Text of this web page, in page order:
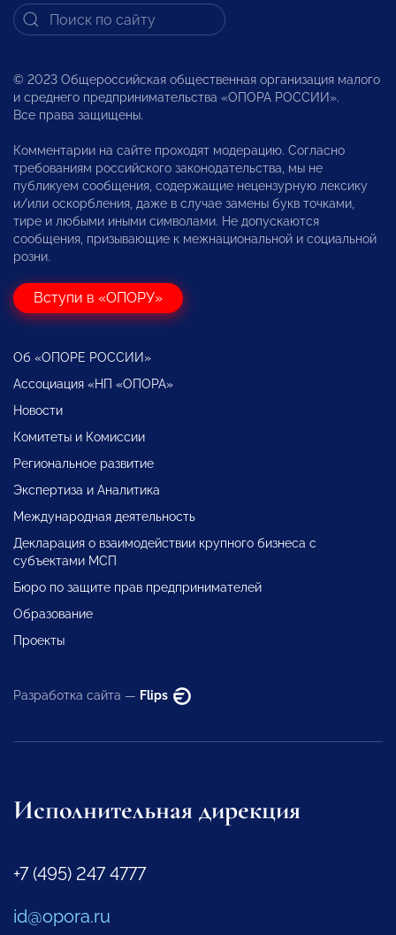
© 2023 Общероссийская общественная организация малого
и среднего предпринимательства «ОПОРА РОССИИ».
Все права защищены.
Комментарии на сайте проходят модерацию. Согласно
требованиям российского законодательства, мы не
публикуем сообщения, содержащие нецензурную лексику
и/или оскорбления, даже в случае замены букв точками,
тире и любыми иными символами. Не допускаются
сообщения, призывающие к межнациональной и социальной
розни.
Вступи в «ОПОРУ»
Об «ОПОРЕ РОССИИ»
Ассоциация «НП «ОПОРА»
Новости
Комитеты и Комиссии
Региональное развитие
Экспертиза и Аналитика
Международная деятельность
Декларация о взаимодействии крупного бизнеса с
субъектами МСП
Бюро по защите прав предпринимателей
Образование
Проекты
Разработка сайта — Flips
Исполнительная дирекция
+7 (495) 247 4777
id@opora.ru